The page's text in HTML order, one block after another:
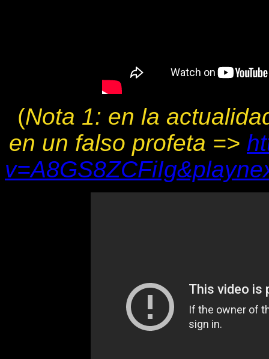
(Nota 1: en la
en un falso profeta =>